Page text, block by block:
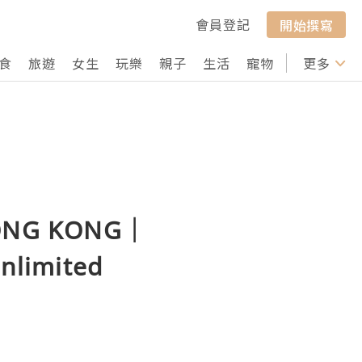
會員登記
開始撰寫
旅遊 女生 玩樂 親子 生活 寵物 行山 打卡
更多
KONG｜